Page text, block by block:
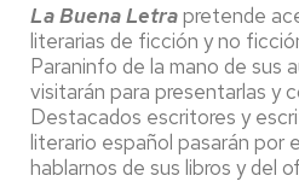
La Buena Letrapretende
literarias de ficción y no
Paraninfo de la mano de sus
visitarán para presentarlas y
Destacados escritores y
literario español pasarán por
hablarnos de sus libros y del